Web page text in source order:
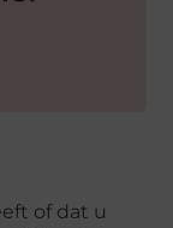
of dat u